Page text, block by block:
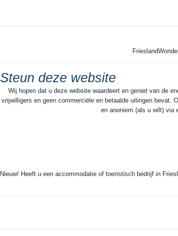
Steun deze website
Wij hopen dat u deze website waardeert en geniet van de
vrijwilligers en geen commerciële en betaalde uitingen bevat.
en anoniem (als u wilt) via
Nieuw! Heeft u een accommodatie of toeristisch bedrijf in